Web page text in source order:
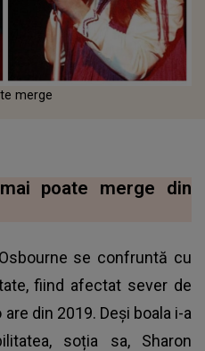
merge
poate merge din
se confruntă cu
fiind afectat sever de
din 2019. Deși boala i-a
soția sa, Sharon